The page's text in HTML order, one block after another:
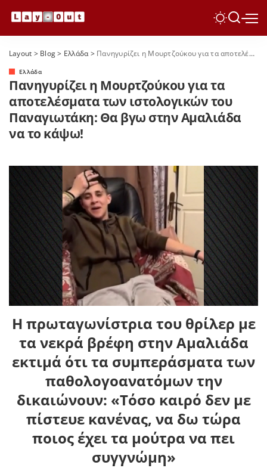
Layout > Blog> Ελλάδα> Πανηγυρίζει η Μουρτζούκου για τα αποτελέσματα των ιστολογικών του Παναγιωτάκη: Θα βγω στην Αμαλιάδα να το κάψω!
Ελλάδα
Πανηγυρίζει η Μουρτζούκου για τα
αποτελέσματα των ιστολογικών του
Παναγιωτάκη: Θα βγω στην Αμαλιάδα
να το κάψω!
Η πρωταγωνίστρια του θρίλερ με
τα νεκρά βρέφη στην Αμαλιάδα
εκτιμά ότι τα συμπεράσματα των
παθολογοανατόμων την
δικαιώνουν: «Τόσο καιρό δεν με
πίστευε κανένας, να δω τώρα
ποιος έχει τα μούτρα να πει
συγγνώμη»